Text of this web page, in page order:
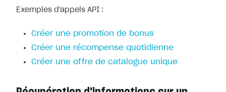
Exemples d'appels API :
Créer une promotion de bonus
Créer une récompense quotidienne
Créer une offre de catalogue unique